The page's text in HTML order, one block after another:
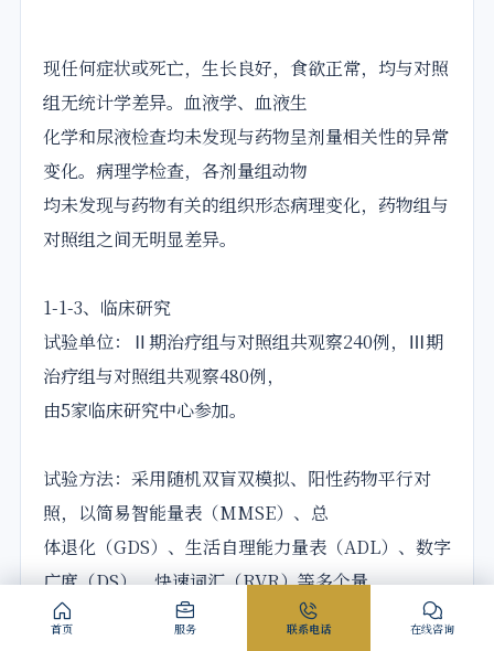
现任何症状或死亡，生长良好，食欲正常，均与对照
组无统计学差异。血液学、血液生
化学和尿液检查均未发现与药物呈剂量相关性的异常
变化。病理学检查，各剂量组动物
均未发现与药物有关的组织形态病理变化，药物组与
对照组之间无明显差异。
1-1-3、临床研究
试验单位：Ⅱ期治疗组与对照组共观察240例，Ⅲ期
治疗组与对照组共观察480例，
由5家临床研究中心参加。
试验方法：采用随机双盲双模拟、阳性药物平行对
照，以简易智能量表（MMSE）、总
体退化（GDS）、生活自理能力量表（ADL）、数字
广度（DS）、快速词汇（RVR）等多个量
表进行治疗前后综合比较
首页 服务 联系电话 在线咨询